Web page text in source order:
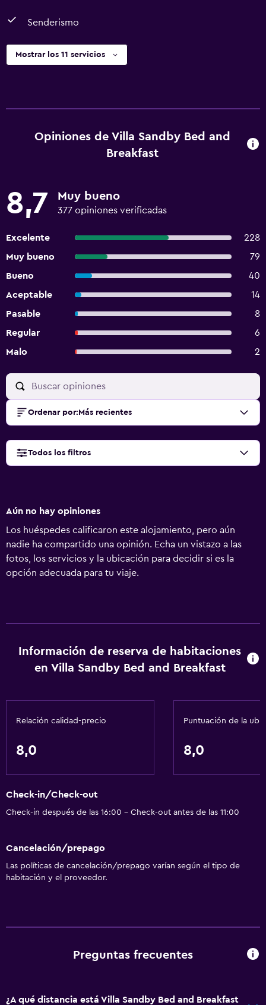
Senderismo
Mostrar los 11 servicios
Opiniones de Villa Sandby Bed and
Breakfast
8,7 Muy bueno
377 opiniones verificadas
Excelente
228
Muy bueno
79
Bueno
40
Aceptable
14
Pasable
8
Regular
6
Malo
2
Ordenar por: Más recientes
Todos los filtros
Aún no hay opiniones
Los huéspedes calificaron este alojamiento, pero aún
nadie ha compartido una opinión. Echa un vistazo a las
fotos, los servicios y la ubicación para decidir si es la
opción adecuada para tu viaje.
Información de reserva de habitaciones
en Villa Sandby Bed and Breakfast
Relación calidad-precio
8,0
Puntuación de la
8,0
Check-in/Check-out
Check-in después de las 16:00 - Check-out antes de las 11:00
Cancelación/prepago
Las políticas de cancelación/prepago varían según el tipo de
habitación y el proveedor.
Preguntas frecuentes
¿A qué distancia está Villa Sandby Bed and Breakfast